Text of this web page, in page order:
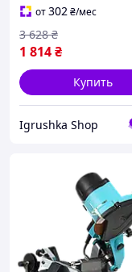
точило, RYH
от302₴/мес
1 814₴
3 628 ₴
Купить
Igrushka Shop